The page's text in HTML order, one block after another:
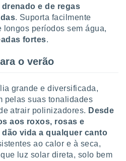
e de regas
. Suporta facilmente
longos períodos sem água,
fortes.
o verão
grande e diversificada,
pelas suas tonalidades
atrair polinizadores. Desde
aos roxos, rosas e
vida a qualquer canto
ao calor e à seca,
luz solar direta, solo bem